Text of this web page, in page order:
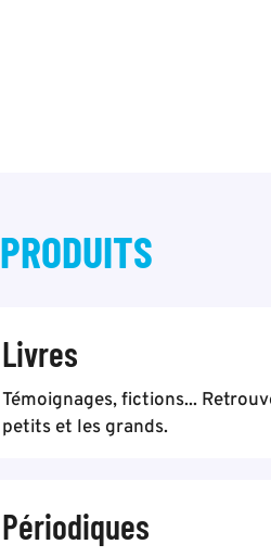
PRODUITS
Livres
Témoignages, fictions...
petits et les grands.
Périodiques